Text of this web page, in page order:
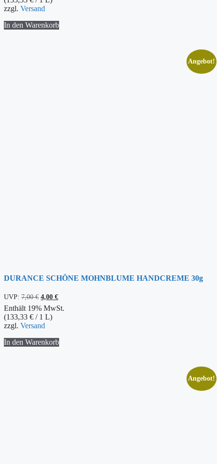
7,00 €
zzgl. Versand
In den Warenkorb
Angebot!
DURANCE SCHÖNE MOHNBLUME HANDCREME 30g
UVP: 7,00€ Ursprünglicher
Preis
war:
7,00 €
4,00 €Aktueller
Preis
ist:
Enthält 19% MwSt.
(133,33 € / 1 L)
zzgl. Versand
In den Warenkorb
Angebot!